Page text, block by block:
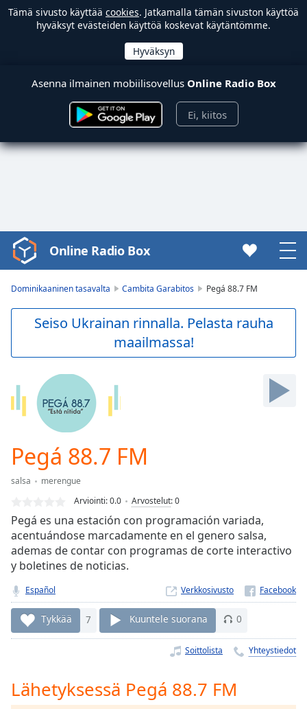
Tämä sivusto käyttää cookies. Jatkamalla tämän sivuston käyttöä
hyväksyt evästeiden käyttöä koskevat käytäntömme.
Asenna ilmainen mobiilisovellus Online Radio Box
Ei, kiitos
Video
Player
Skip
Skip
Forward
Mute
Duration
Loaded
Stream
TypeLIVE
Seek to
currently
live LIVE
Remaining
Time-
Playback
Rate
Online Radio Box
Dominikaaninen tasavalta Cambita Garabitos Pegá 88.7 FM
Seiso Ukrainan rinnalla. Pelasta rauha
maailmassa!
Pegá 88.7 FM
salsa
merengue
Arviointi:0.0 Arvostelut:0
Pegá es una estación con programación variada,
acentuándose marcadamente en el genero salsa,
ademas de contar con programas de corte interactivo
y boletines de noticias.
Español Verkkosivusto
Tykkää 7 Kuuntele suorana 0
Soittolista Yhteystiedot
Lähetyksessä Pegá 88.7 FM